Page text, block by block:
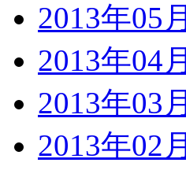
2013年05月
2013年04月
2013年03月
2013年02月